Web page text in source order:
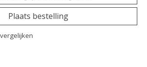
Plaats bestelling